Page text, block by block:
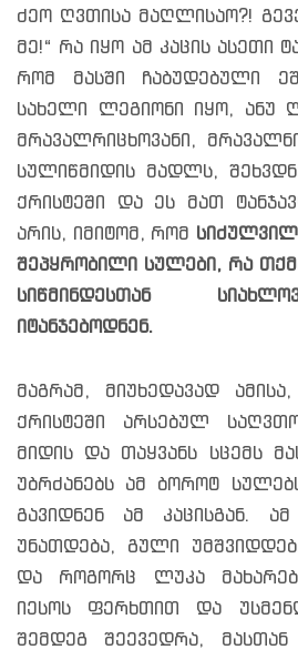
ძეო ღვთისა მაღლისაო?!
მე!“ რა იყო ამ კაცის ასეთი
რომ მასში ჩაბუდებული
სახელი ლეგიონი იყო, ანუ
მრავალრიცხოვანი,
სულიწმიდის მადლს,
ქრისტეში და ეს მათ
არის, იმიტომ, რომ
შეპყრობილი სულები, რა
სიწმინდესთან
იტანჯებოდნენ.
მაგრამ, მიუხედავად
ქრისტეში არსებულ
მიდის და თაყვანს სცემს
უბრძანებს ამ ბოროტ
გავიდნენ ამ კაცისგან.
უნათდება, გული
და როგორც ლუკა
იესოს ფერხთით და
შემდეგ შეევედრა, მასთან